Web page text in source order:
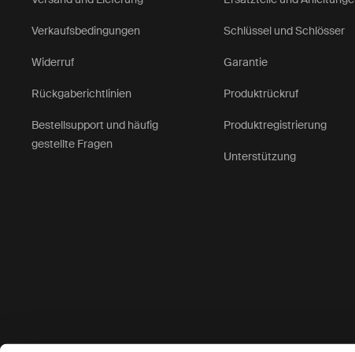
Verkaufsbedingungen
Widerruf
Rückgaberichtlinien
Bestellsupport und häufig
gestellte Fragen
Schlüssel und Schlösser
Garantie
Produktrückruf
Produktregistrierung
Unterstützung